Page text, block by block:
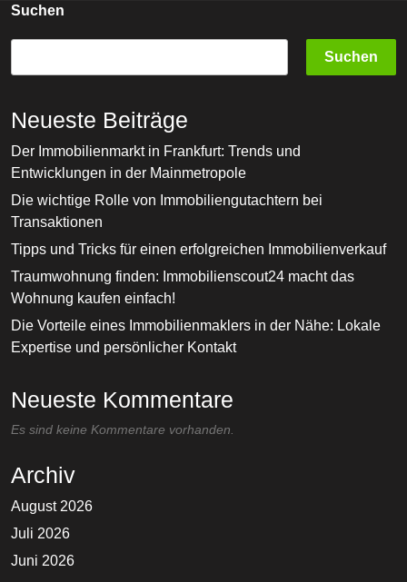
Suchen
Suchen
Neueste Beiträge
Der Immobilienmarkt in Frankfurt: Trends und
Entwicklungen in der Mainmetropole
Die wichtige Rolle von Immobiliengutachtern bei
Transaktionen
Tipps und Tricks für einen erfolgreichen Immobilienverkauf
Traumwohnung finden: Immobilienscout24 macht das
Wohnung kaufen einfach!
Die Vorteile eines Immobilienmaklers in der Nähe: Lokale
Expertise und persönlicher Kontakt
Neueste Kommentare
Es sind keine Kommentare vorhanden.
Archiv
August 2026
Juli 2026
Juni 2026